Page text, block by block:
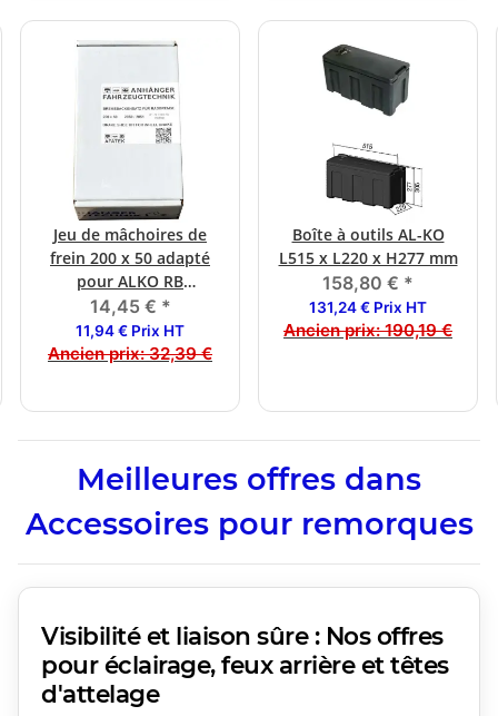
Jeu de mâchoires de
frein 200 x 50 adapté
pour ALKO RB
2050/2051
14,45 € *
11,94 € Prix HT
Ancien prix:32,39 €
Boîte à outils AL-KO
L515 x L220 x H277 mm
158,80 € *
131,24 € Prix HT
Ancien prix:190,19 €
Meilleures offres dans
Accessoires pour remorques
Visibilité et liaison sûre : Nos offres
pour éclairage, feux arrière et têtes
d'attelage